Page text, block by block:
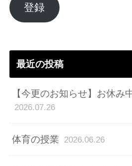
ア
ド
登録
最近の投稿
【今更のお知らせ】お休み
2026.07.26
体育の授業 2026.06.26